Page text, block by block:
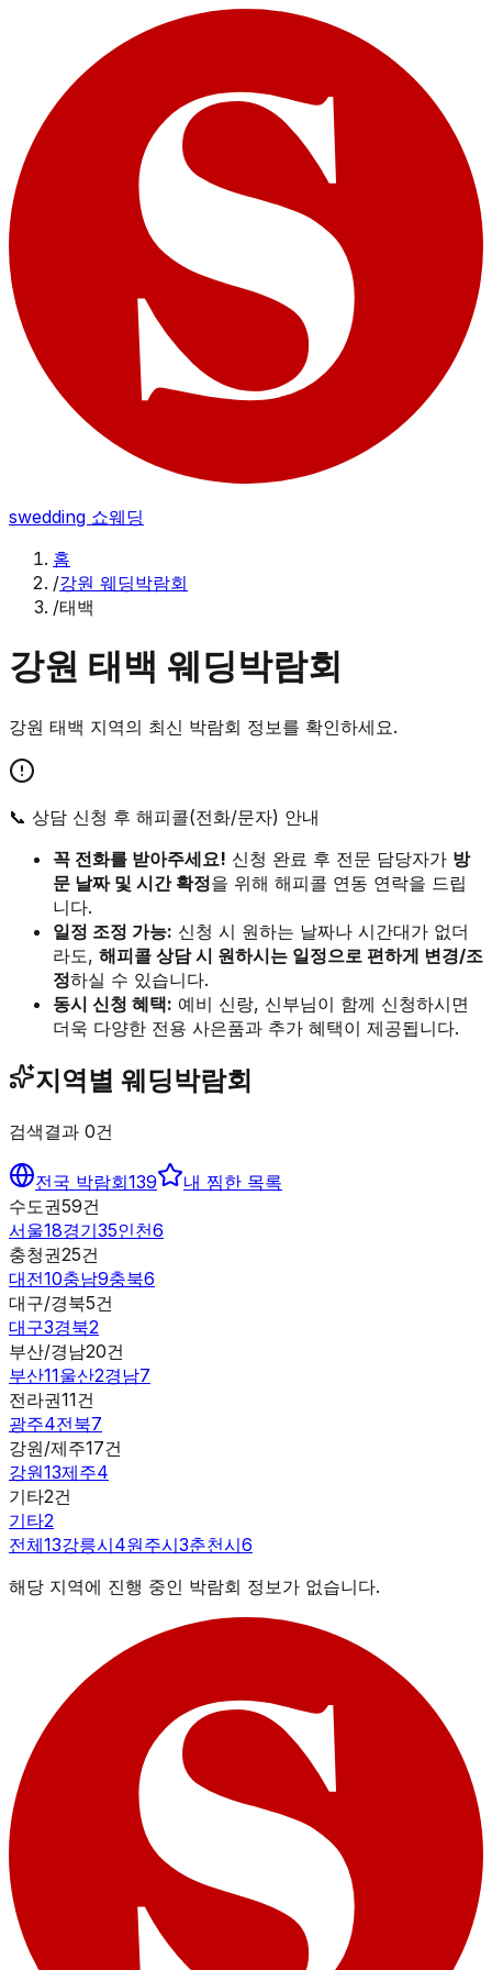
swedding 쇼웨딩
홈
/강원 웨딩박람회
/태백
강원 태백 웨딩박람회
강원 태백 지역의 최신 박람회 정보를 확인하세요.
📞 상담 신청 후 해피콜(전화/문자) 안내
꼭 전화를 받아주세요! 신청 완료 후 전문 담당자가 방
문 날짜 및 시간 확정을 위해 해피콜 연동 연락을 드립
니다.
일정 조정 가능: 신청 시 원하는 날짜나 시간대가 없더
라도, 해피콜 상담 시 원하시는 일정으로 편하게 변경/조
정하실 수 있습니다.
동시 신청 혜택: 예비 신랑, 신부님이 함께 신청하시면
더욱 다양한 전용 사은품과 추가 혜택이 제공됩니다.
지역별 웨딩박람회
검색결과 0건
전국 박람회139
내 찜한 목록
수도권59건
서울18경기35인천6
충청권25건
대전10충남9충북6
대구/경북5건
대구3경북2
부산/경남20건
부산11울산2경남7
전라권11건
광주4전북7
강원/제주17건
강원13제주4
기타2건
기타2
전체13강릉시4원주시3춘천시6
해당 지역에 진행 중인 박람회 정보가 없습니다.